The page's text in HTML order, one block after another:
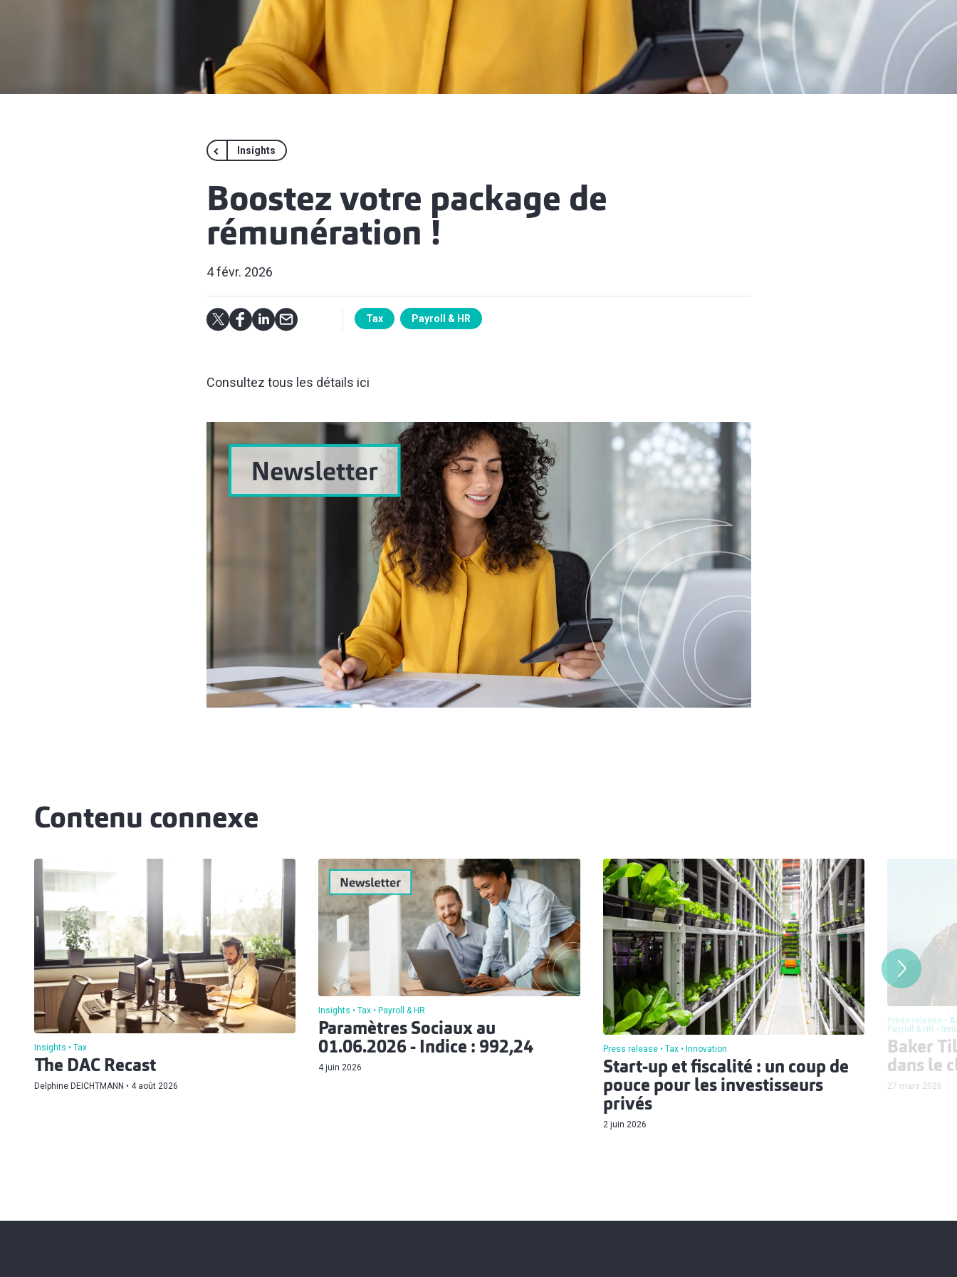
Insights
Boostez votre package de
rémunération !
4 févr. 2026
Tax Payroll & HR
Consultez tous les détails ici
Contenu connexe
Insights Tax
The DAC Recast
Delphine DEICHTMANN 4 août 2026
Insights Tax Payroll & HR
Paramètres Sociaux au
01.06.2026 - Indice : 992,24
4 juin 2026
Press release Tax Innovation
Start-up et fiscalité : un coup de
pouce pour les investisseurs
privés
2 juin 2026
Press release
Payroll & HR
Baker
dans le
27 mars 2026